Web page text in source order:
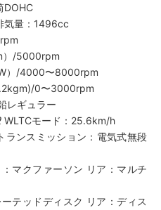
DOHC
気量：1496cc
）/5000rpm
）/4000〜8000rpm
0〜3000rpm
レギュラー
モード：25.6km/h
ランスミッション：電気式無段
マクファーソン リア：マルチ
テッドディスク リア：ディス